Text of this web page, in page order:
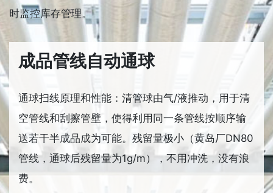
时监控库存管理。
成品管线自动通球
通球扫线原理和性能：清管球由气/液推动，用于清
空管线和刮擦管壁，使得利用同一条管线按顺序输
送若干半成品成为可能。残留量极小（黄岛厂DN80
管线，通球后残留量为1g/m），不用冲洗，没有浪
费。